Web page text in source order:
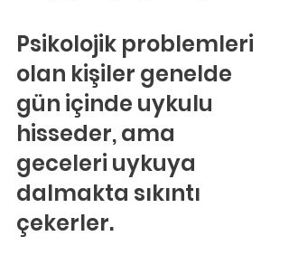
Psikolojik problemleri
olan kişiler genelde
gün içinde uykulu
hisseder, ama
geceleri uykuya
dalmakta sıkıntı
çekerler.